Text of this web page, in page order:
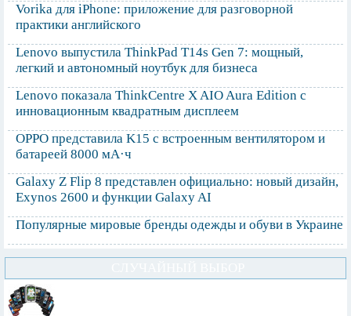
Vorika для iPhone: приложение для разговорной
практики английского
Lenovo выпустила ThinkPad T14s Gen 7: мощный,
легкий и автономный ноутбук для бизнеса
Lenovo показала ThinkCentre X AIO Aura Edition с
инновационным квадратным дисплеем
OPPO представила K15 с встроенным вентилятором и
батареей 8000 мА·ч
Galaxy Z Flip 8 представлен официально: новый дизайн,
Exynos 2600 и функции Galaxy AI
Популярные мировые бренды одежды и обуви в Украине